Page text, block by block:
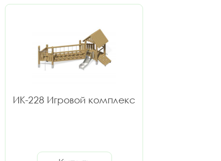
ИК-228 Игровой комплекс